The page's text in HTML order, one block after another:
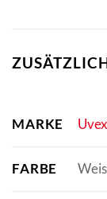
MARKE Uvex
FARBE